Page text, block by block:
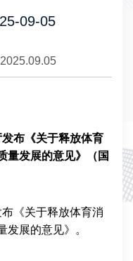
09-05
2025.09.05
布《关于释放体育
量发展的意见》（国
《关于释放体育消
发展的意见》。